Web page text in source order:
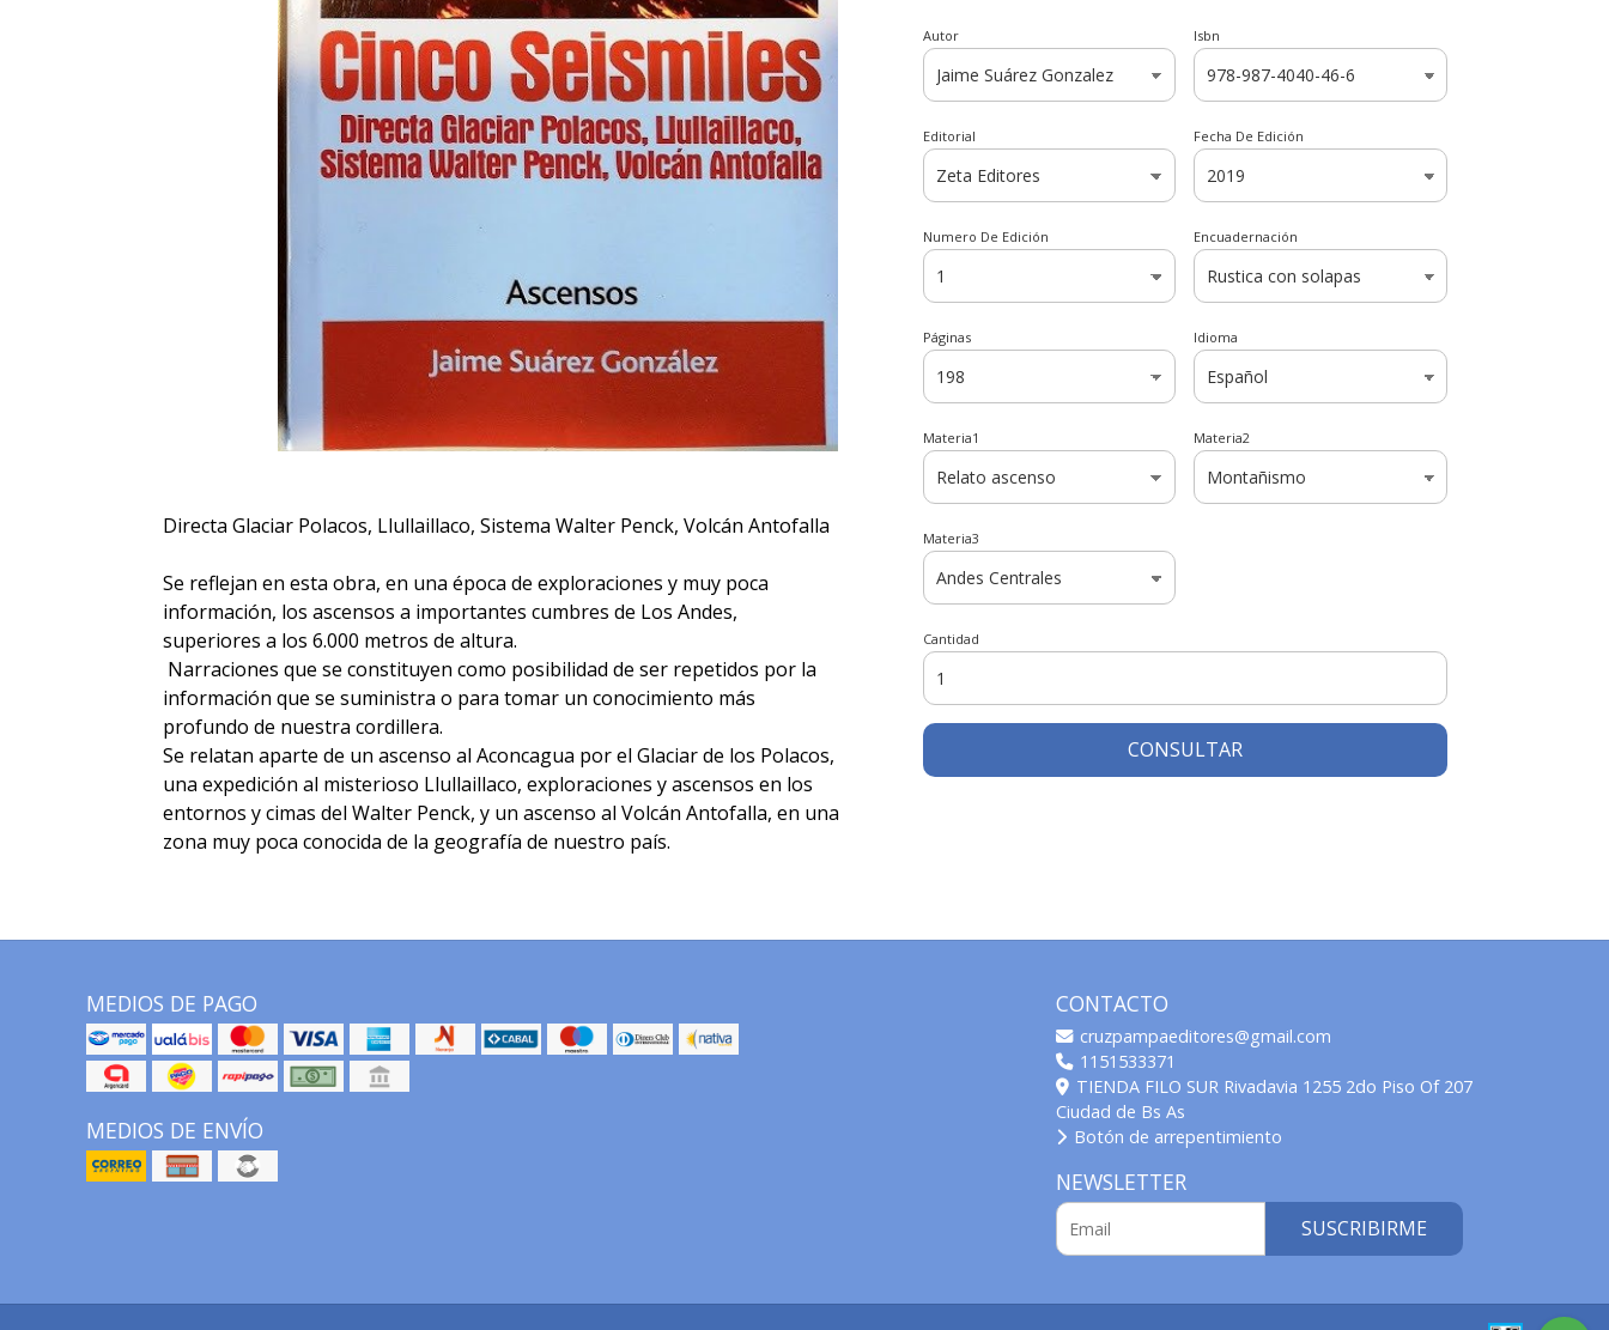
Directa Glaciar Polacos, Llullaillaco, Sistema Walter Penck, Volcán Antofalla
Se reflejan en esta obra, en una época de exploraciones y muy poca
información, los ascensos a importantes cumbres de Los Andes,
superiores a los 6.000 metros de altura.
Narraciones que se constituyen como posibilidad de ser repetidos por la
información que se suministra o para tomar un conocimiento más
profundo de nuestra cordillera.
Se relatan aparte de un ascenso al Aconcagua por el Glaciar de los Polacos,
una expedición al misterioso Llullaillaco, exploraciones y ascensos en los
entornos y cimas del Walter Penck, y un ascenso al Volcán Antofalla, en una
zona muy poca conocida de la geografía de nuestro país.
Autor Isbn
Editorial Fecha De Edición
Numero De Edición Encuadernación
Páginas Idioma
Materia1 Materia2
Materia3
Cantidad
CONSULTAR
MEDIOS DE PAGO
MEDIOS DE ENVÍO
CONTACTO
cruzpampaeditores@gmail.com
1151533371
TIENDA FILO SUR Rivadavia 1255 2do Piso Of 207
Ciudad de Bs As
Botón de arrepentimiento
NEWSLETTER
SUSCRIBIRME